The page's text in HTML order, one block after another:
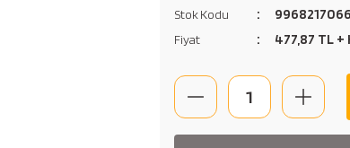
Stok Kodu
Fiyat 477,87 TL +